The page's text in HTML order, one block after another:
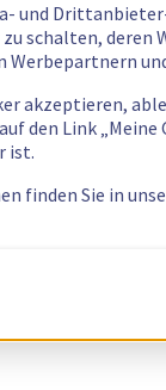
und
schalten, deren
Werbepartnern
akzeptieren,
den Link
ist.
finden Sie in